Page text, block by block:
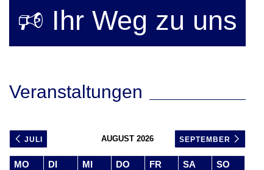
🕫 Ihr Weg zu uns
Veranstaltungen
JULI AUGUST 2026 SEPTEMBER
MO DI MI DO FR SA SO